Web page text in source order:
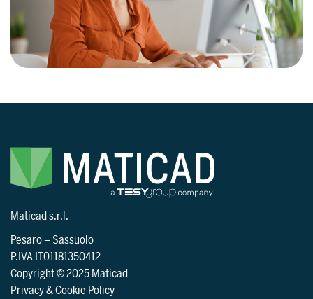
Maticad s.r.l.
Pesaro–Sassuolo
P.IVA IT01181350412
Copyright © 2025 Maticad
Privacy & Cookie Policy